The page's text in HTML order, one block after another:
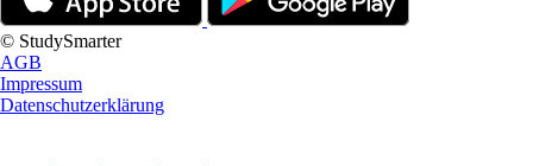
© StudySmarter
AGB
Impressum
Datenschutzerklärung